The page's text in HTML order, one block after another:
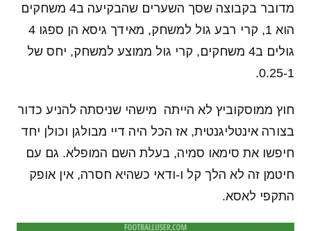
מדובר בקבוצה שסך השערים שהבקיעה ב4 משחקים
הוא 1, קרי רבע גול למשחק, מאידך גיסא הן ספגו 4
גולים ב4 משחקים, קרי גול ממוצע למשחק, יחס של
0.25-1.
חוץ ממוסקוביץ לא הייתה מישהי שניסתה להניע כדור
בצורה אינטליגנטית, אז הכל היה דיי מבולגן וכולן יחד
חיפשו את סימאו סמיה, בעלת השם המופלא. גם עם
חיטמן זה לא הלך קל ו-ודאי כשהיא חסרה, אין אופק
התקפי לאסא.